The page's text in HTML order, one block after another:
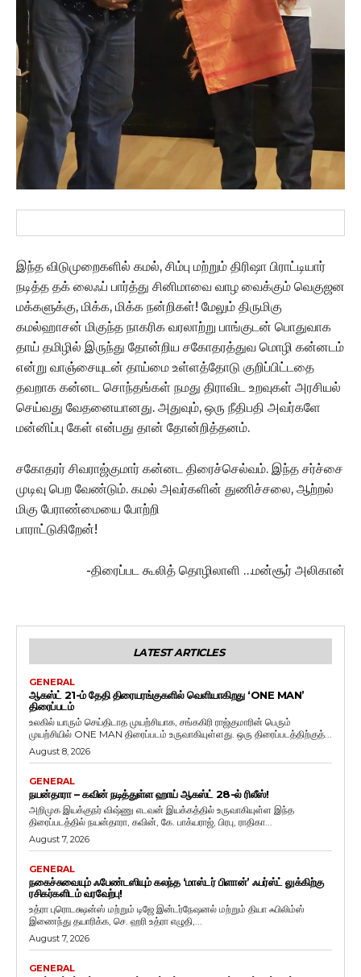
இந்த விடுமுறைகளில் கமல், சிம்பு மற்றும் திரிஷா பிராட்டியார்
நடித்த தக் லைஃப் பார்த்து சினிமாவை வாழ வைக்கும் வெகுஜன
மக்களுக்கு, மிக்க, மிக்க நன்றிகள்! மேலும் திருமிகு
கமல்ஹாசன் மிகுந்த நாகரிக வரலாற்று பாங்குடன் பொதுவாக
தாய் தமிழில் இருந்து தோன்றிய சகோதரத்துவ மொழி கன்னடம்
என்று வாஞ்சையுடன் தாய்மை உள்ளத்தோடு குறிப்பிட்டதை
தவறாக கன்னட சொந்தங்கள் நமது திராவிட உறவுகள் அரசியல்
செய்வது வேதனையானது. அதுவும், ஒரு நீதிபதி அவர்களே
மன்னிப்பு கேள் என்பது தான் தோன்றித்தனம்.
சகோதரர் சிவராஜ்குமார் கன்னட திரைச்செல்வம். இந்த சர்ச்சை
முடிவு பெற வேண்டும். கமல் அவர்களின் துணிச்சலை, ஆற்றல்
மிகு பேராண்மையை போற்றி
பாராட்டுகிறேன்!
-திரைப்பட கூலித் தொழிலாளி …மன்சூர் அலிகான்
LATEST ARTICLES
GENERAL
ஆகஸ்ட் 21-ம் தேதி திரையரங்குகளில் வெளியாகிறது ‘ONE MAN’
திரைப்படம்
உலகில் யாரும் செய்திடாத முயற்சியாக, சங்ககிரி ராஜ்குமாரின் பெரும்
முயற்சியில் ONE MAN திரைப்படம் உருவாகியுள்ளது. ஒரு திரைப்படத்திற்குத்...
August 8, 2026
GENERAL
நயன்தாரா – கவின் நடித்துள்ள ஹாய் ஆகஸ்ட் 28-ல் ரிலீஸ்!
அறிமுக இயக்குநர் விஷ்ணு எடவன் இயக்கத்தில் உருவாகியுள்ள இந்த
திரைப்படத்தில் நயன்தாரா, கவின், கே. பாக்யராஜ், பிரபு, ராதிகா...
August 7, 2026
GENERAL
நகைச்சுவையும் ஃபேண்டஸியும் கலந்த ‘மாஸ்டர் பிளான்’ ஃபர்ஸ்ட் லுக்கிற்கு
ரசிகர்களிடம் வரவேற்பு!
உத்ரா புரொடக்ஷன்ஸ் மற்றும் டிஜே இன்டர்நேஷனல் மற்றும் தியா ஃபிலிம்ஸ்
இணைந்து தயாரிக்க, செ. ஹரி உத்ரா எழுதி,...
August 7, 2026
GENERAL